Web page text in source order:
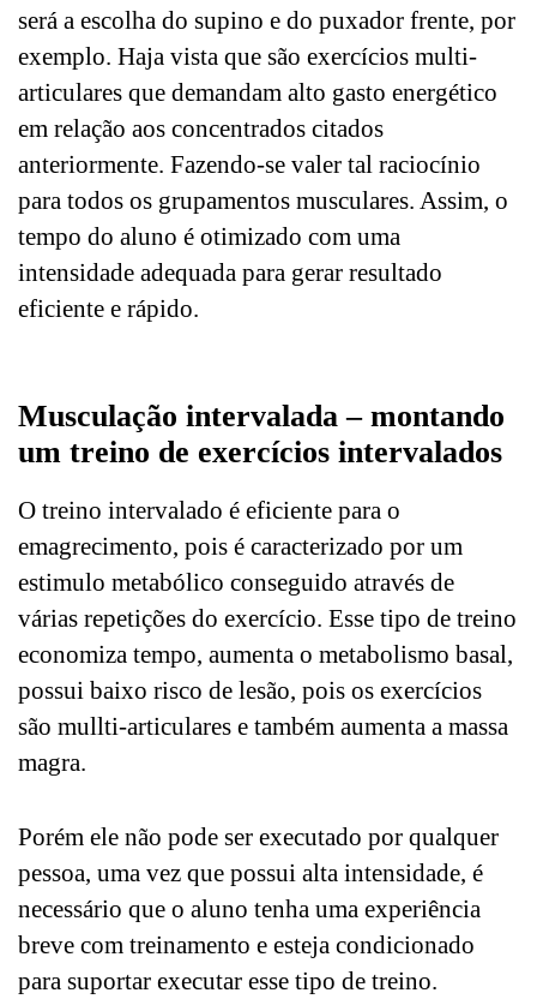
será a escolha do supino e do puxador frente, por
exemplo. Haja vista que são exercícios multi-
articulares que demandam alto gasto energético
em relação aos concentrados citados
anteriormente. Fazendo-se valer tal raciocínio
para todos os grupamentos musculares. Assim, o
tempo do aluno é otimizado com uma
intensidade adequada para gerar resultado
eficiente e rápido.
Musculação intervalada – montando
um treino de exercícios intervalados
O treino intervalado é eficiente para o
emagrecimento, pois é caracterizado por um
estimulo metabólico conseguido através de
várias repetições do exercício. Esse tipo de treino
economiza tempo, aumenta o metabolismo basal,
possui baixo risco de lesão, pois os exercícios
são mullti-articulares e também aumenta a massa
magra.
Porém ele não pode ser executado por qualquer
pessoa, uma vez que possui alta intensidade, é
necessário que o aluno tenha uma experiência
breve com treinamento e esteja condicionado
para suportar executar esse tipo de treino.